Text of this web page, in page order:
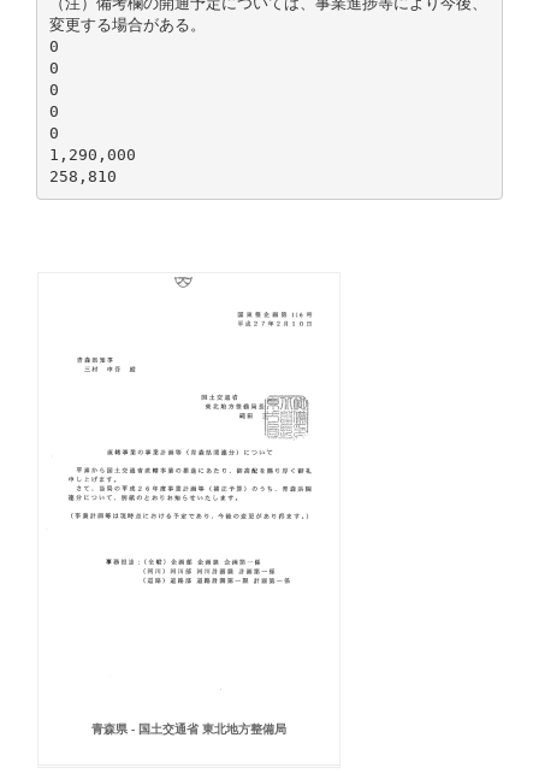
変更する場合がある。
0
0
0
0
0
1,290,000
青森県 - 国土交通省 東北地方整備局